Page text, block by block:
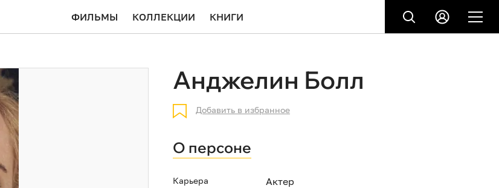
ФИЛЬМЫ КОЛЛЕКЦИИ КНИГИ
Анджелин Болл
Добавить в избранное
О персоне
Карьера Актер